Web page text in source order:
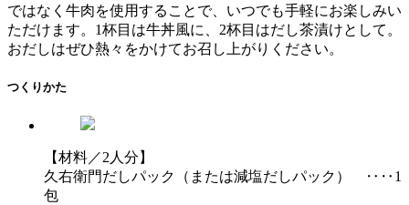
ではなく牛肉を使用することで、いつでも手軽にお楽しみい
ただけます。1杯目は牛丼風に、2杯目はだし茶漬けとして。
おだしはぜひ熱々をかけてお召し上がりください。
つくりかた
【材料／2人分】
久右衛門だしパック（または減塩だしパック） ‥‥1
包